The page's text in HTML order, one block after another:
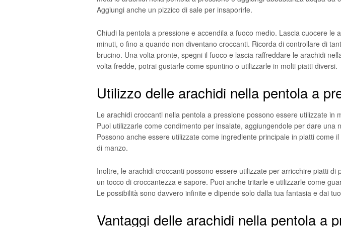
Aggiungi anche un pizzico di sale per insaporirle.
Chiudi la pentola a pressione e accendila a fuoco medio. Lascia cuocere le
minuti, o fino a quando non diventano croccanti. Ricorda di controllare di
brucino. Una volta pronte, spegni il fuoco e lascia raffreddare le arachidi
volta fredde, potrai gustarle come spuntino o utilizzarle in molti piatti diversi.
Utilizzo delle arachidi nella pentola a
Le arachidi croccanti nella pentola a pressione possono essere utilizzate in
Puoi utilizzarle come condimento per insalate, aggiungendole per dare una
Possono anche essere utilizzate come ingrediente principale in piatti come
di manzo.
Inoltre, le arachidi croccanti possono essere utilizzate per arricchire piatti di
un tocco di croccantezza e sapore. Puoi anche tritarle e utilizzarle come
Le possibilità sono davvero infinite e dipende solo dalla tua fantasia e dai
Vantaggi delle arachidi nella pentola a